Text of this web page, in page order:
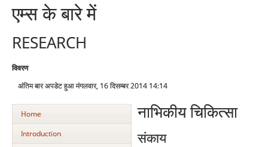
एम्‍स के बारे में
RESEARCH
विवरण
अंतिम बार अपडेट हुआ मंगलवार, 16 दिसम्बर 2014 14:14
Home
Introduction
नाभिकीय चिकित्‍सा
संकाय